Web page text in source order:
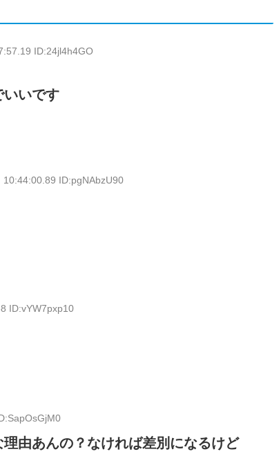
ID:24jl4h4GO
いいです
ID:pgNAbzU90
ID:vYW7pxp10
由あんの？なければ差別になるけど